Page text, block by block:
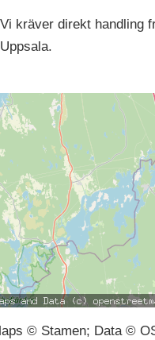
Vi kräver direkt handling
Uppsala.
© Stamen; Data ©